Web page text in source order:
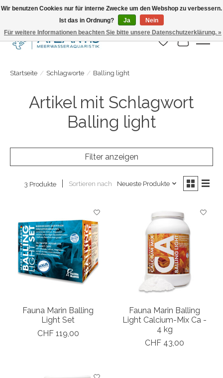
Täglicher Versand. Bestelle bis 15.00 Uhr
Wunschzettel
Ihr
Startseite / Schlagworte / Balling light
Artikel mit Schlagwort
Balling light
Filter anzeigen
3 Produkte Sortieren nach Neueste Produkte
Fauna Marin Balling
Light Set
CHF 119,00
Fauna Marin Balling
Light Calcium-Mix Ca -
4 kg
CHF 43,00
Wir benutzen Cookies nur für interne Zwecke um den Webshop zu verbessern.
Ist das in Ordnung?
Ja
Nein
Für weitere Informationen beachten Sie bitte unsere Datenschutzerklärung. »